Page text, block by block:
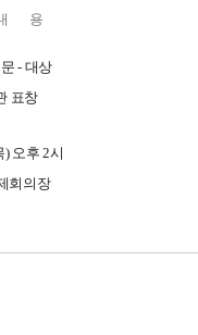
용
- 대상
표창
오후 2시
회의장